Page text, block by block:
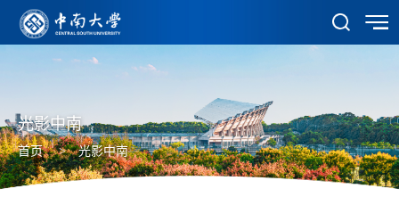
光影中南
首页>光影中南